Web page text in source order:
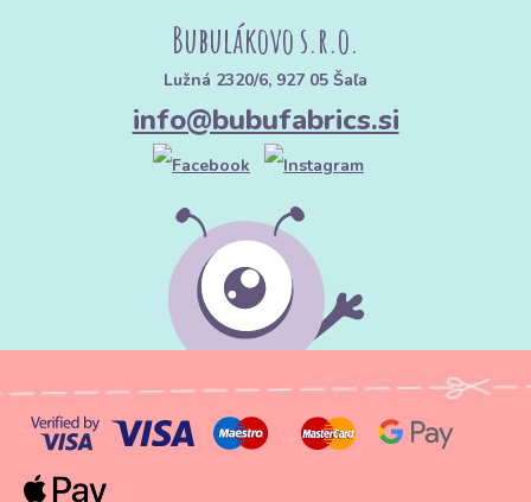
Bubulákovo s.r.o.
Lužná 2320/6, 927 05 Šaľa
info@bubufabrics.si